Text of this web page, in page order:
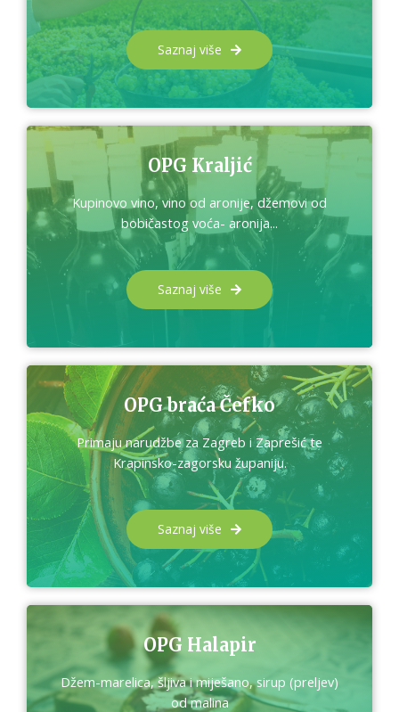
Saznaj više
OPG Kraljić
Kupinovo vino, vino od aronije, džemovi od
bobičastog voća- aronija...
Saznaj više
OPG braća Čefko
Primaju narudžbe za Zagreb i Zaprešić te
Krapinsko-zagorsku županiju.
Saznaj više
OPG Halapir
Džem-marelica, šljiva i miješano, sirup (preljev)
od malina